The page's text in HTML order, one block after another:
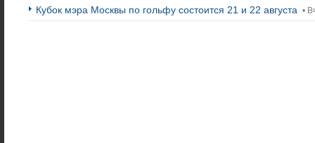
Кубок мэра Москвы по гольфу состоится 21 и 22 августа •